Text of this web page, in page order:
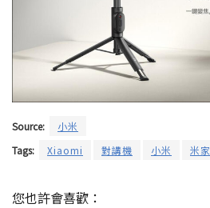
Source:
小米
Tags:
Xiaomi 對講機 小米 米家
您也許會喜歡：